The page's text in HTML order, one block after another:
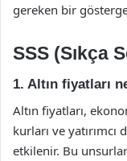
gereken bir
SSS (Sıkça
1. Altın fiyatları
Altın fiyatları,
kurları ve
etkilenir. Bu